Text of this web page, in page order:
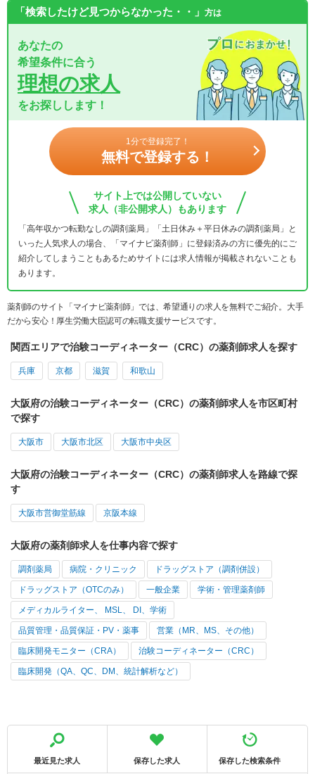
「検索したけど見つからなかった・・」 方は
あなたの
希望条件に合う
理想の求人
をお探しします！
1分で登録完了！
無料で登録する！
サイト上では公開していない
求人（非公開求人）もあります
「高年収かつ転勤なしの調剤薬局」「土日休み＋平日休みの調剤薬局」と
いった人気求人の場合、「マイナビ薬剤師」に登録済みの方に優先的にご
紹介してしまうこともあるためサイトには求人情報が掲載されないことも
あります。
薬剤師のサイト「マイナビ薬剤師」では、希望通りの求人を無料でご紹介。大手
だから安心！厚生労働大臣認可の転職支援サービスです。
関西エリアで治験コーディネーター（CRC）の薬剤師求人を探す
兵庫 京都 滋賀 和歌山
大阪府の治験コーディネーター（CRC）の薬剤師求人を市区町村
で探す
大阪市 大阪市北区 大阪市中央区
大阪府の治験コーディネーター（CRC）の薬剤師求人を路線で探
す
大阪市営御堂筋線 京阪本線
大阪府の薬剤師求人を仕事内容で探す
調剤薬局 病院・クリニック ドラッグストア（調剤併設）
ドラッグストア（OTCのみ） 一般企業 学術・管理薬剤師
メディカルライター、 MSL、 DI、学術
品質管理・品質保証・PV・薬事 営業（MR、MS、その他）
臨床開発モニター（CRA） 治験コーディネーター（CRC）
臨床開発（QA、QC、DM、統計解析など）
最近見た求人 保存した求人 保存した検索条件